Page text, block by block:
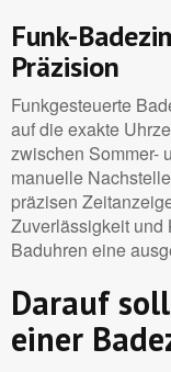
Funk-
Präzision
Funkgesteuerte
auf die exakte
zwischen Sommer-
manuelle
präzisen
Zuverlässigkeit und
Baduhren eine
Darauf
einer